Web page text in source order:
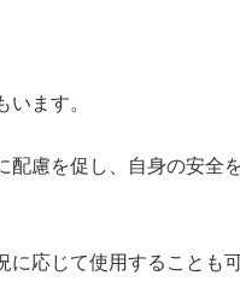
ます。
配慮を促し、自身の安全
に応じて使用することも